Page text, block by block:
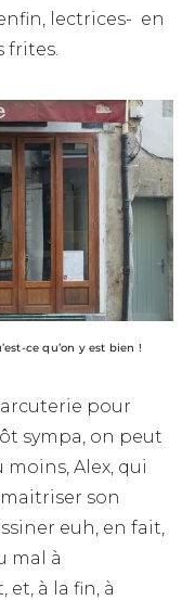
lectrices- en
frites.
ce qu’on y est bien !
pour
sympa, on peut
moins, Alex, qui
son
euh, en fait,
mal à
et, à la fin, à